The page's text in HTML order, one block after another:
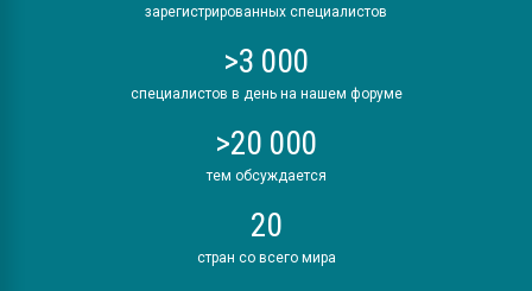
зарегистрированных специалистов
>3 000
специалистов в день на нашем форуме
>20 000
тем обсуждается
20
стран со всего мира